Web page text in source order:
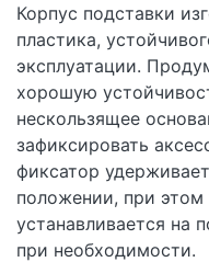
Корпус подставки
пластика,
эксплуатации.
хорошую
нескользящее
зафиксировать
фиксатор
положении, при этом
устанавливается на
при необходимости.